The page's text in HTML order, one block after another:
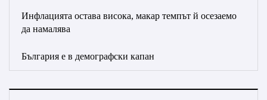
Инфлацията остава висока, макар темпът й осезаемо
да намалява
България е в демографски капан